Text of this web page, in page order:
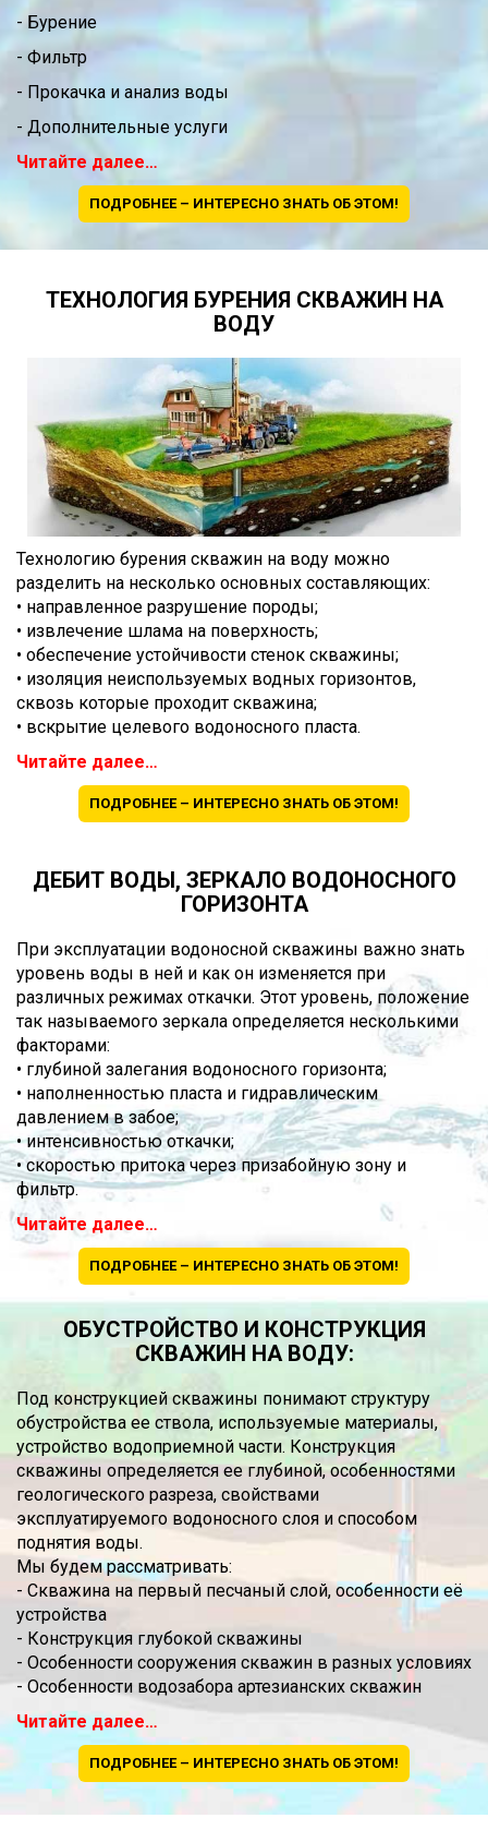
- Бурение
- Фильтр
- Прокачка и анализ воды
- Дополнительные услуги
Читайте далее…
ПОДРОБНЕЕ – ИНТЕРЕСНО ЗНАТЬ ОБ ЭТОМ!
ТЕХНОЛОГИЯ БУРЕНИЯ СКВАЖИН НА
ВОДУ
Технологию бурения скважин на воду можно
разделить на несколько основных составляющих:
• направленное разрушение породы;
• извлечение шлама на поверхность;
• обеспечение устойчивости стенок скважины;
• изоляция неиспользуемых водных горизонтов,
сквозь которые проходит скважина;
• вскрытие целевого водоносного пласта.
Читайте далее…
ПОДРОБНЕЕ – ИНТЕРЕСНО ЗНАТЬ ОБ ЭТОМ!
ДЕБИТ ВОДЫ, ЗЕРКАЛО ВОДОНОСНОГО
ГОРИЗОНТА
При эксплуатации водоносной скважины важно знать
уровень воды в ней и как он изменяется при
различных режимах откачки. Этот уровень, положение
так называемого зеркала определяется несколькими
факторами:
• глубиной залегания водоносного горизонта;
• наполненностью пласта и гидравлическим
давлением в забое;
• интенсивностью откачки;
• скоростью притока через призабойную зону и
фильтр.
Читайте далее…
ПОДРОБНЕЕ – ИНТЕРЕСНО ЗНАТЬ ОБ ЭТОМ!
ОБУСТРОЙСТВО И КОНСТРУКЦИЯ
СКВАЖИН НА ВОДУ:
Под конструкцией скважины понимают структуру
обустройства ее ствола, используемые материалы,
устройство водоприемной части. Конструкция
скважины определяется ее глубиной, особенностями
геологического разреза, свойствами
эксплуатируемого водоносного слоя и способом
поднятия воды.
Мы будем рассматривать:
- Скважина на первый песчаный слой, особенности её
устройства
- Конструкция глубокой скважины
- Особенности сооружения скважин в разных условиях
- Особенности водозабора артезианских скважин
Читайте далее…
ПОДРОБНЕЕ – ИНТЕРЕСНО ЗНАТЬ ОБ ЭТОМ!